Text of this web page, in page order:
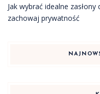
Jak wybrać idealne
zachowaj prywatność